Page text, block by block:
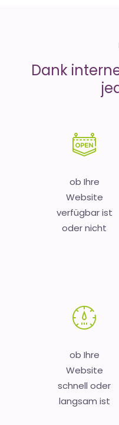
Dank
ob Ihre
Website
verfügbar ist
oder nicht
ob Ihre
Website
schnell oder
langsam ist